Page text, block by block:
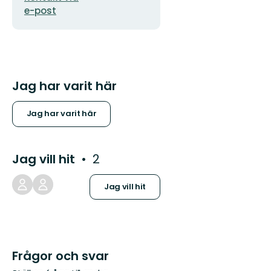
e-post
Jag har varit här
Jag har varit här
Jag vill hit 2
Jag vill hit
Frågor och svar